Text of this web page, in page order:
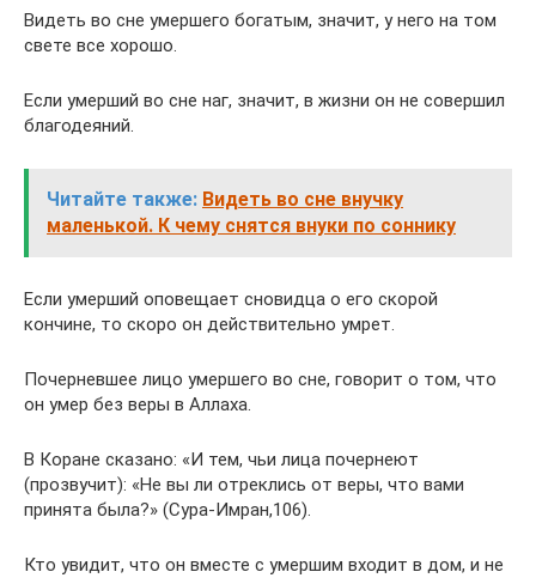
Видеть во сне умершего богатым, значит, у него на том
свете все хорошо.
Если умерший во сне наг, значит, в жизни он не совершил
благодеяний.
Читайте также: Видеть во сне внучку
маленькой. К чему снятся внуки по соннику
Если умерший оповещает сновидца о его скорой
кончине, то скоро он действительно умрет.
Почерневшее лицо умершего во сне, говорит о том, что
он умер без веры в Аллаха.
В Коране сказано: «И тем, чьи лица почернеют
(прозвучит): «Не вы ли отреклись от веры, что вами
принята была?» (Сура-Имран,106).
Кто увидит, что он вместе с умершим входит в дом, и не